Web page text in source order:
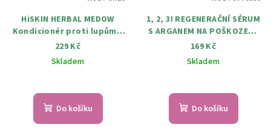
HiSKIN HERBAL MEDOW
Kondicionér proti lupům s
kopřivou 400 ml
229 Kč
Skladem
Do košíku
1, 2, 3! REGENERAČNÍ SÉRUM
S ARGANEM NA POŠKOZENÉ
VLASY 30 ml
169 Kč
Skladem
Do košíku